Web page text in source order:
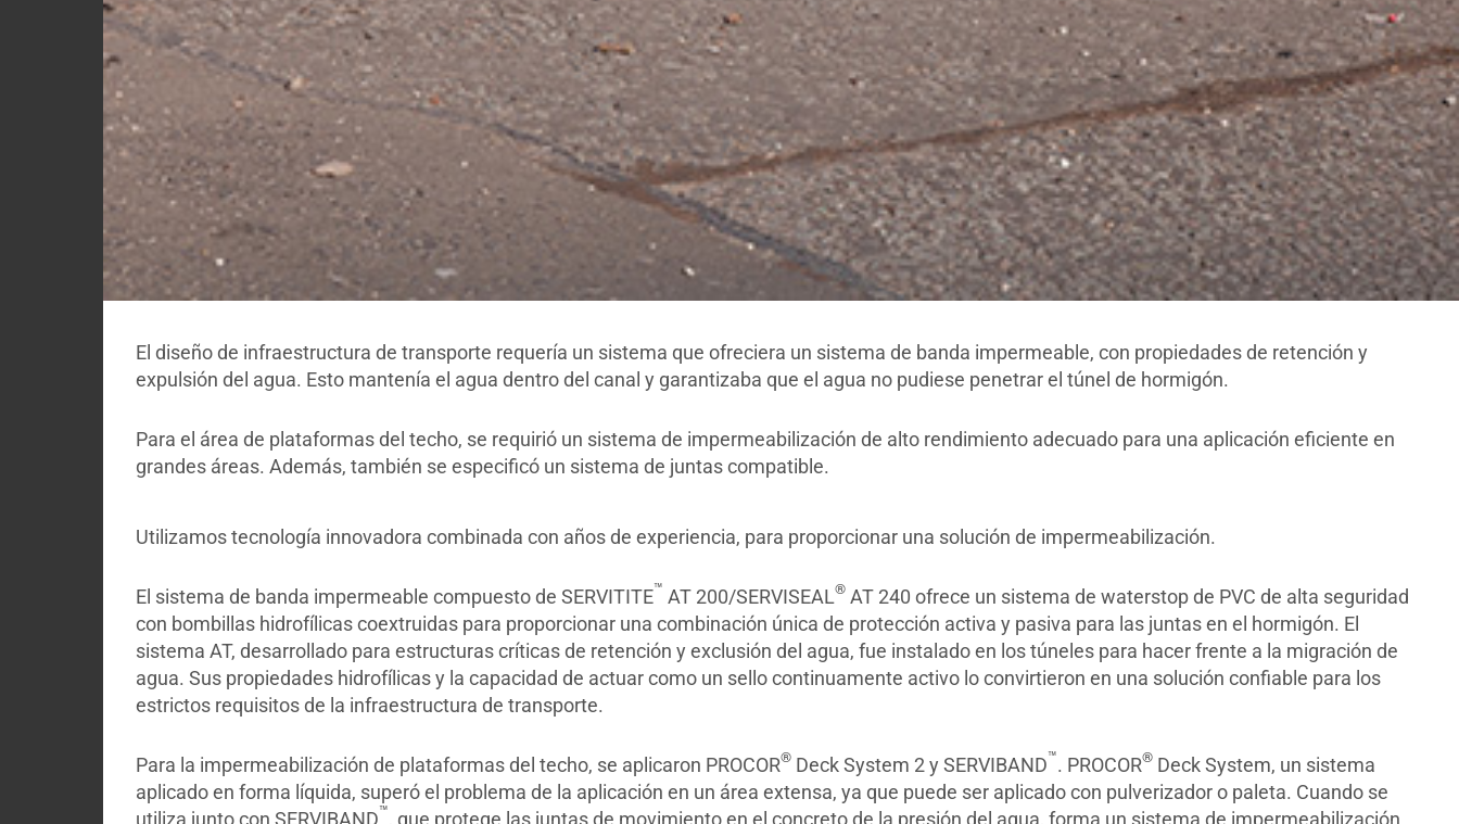
El diseño de infraestructura de transporte requería un sistema que ofreciera un sistema de banda impermeable, con propiedades de retención y
expulsión del agua. Esto mantenía el agua dentro del canal y garantizaba que el agua no pudiese penetrar el túnel de hormigón.
Para el área de plataformas del techo, se requirió un sistema de impermeabilización de alto rendimiento adecuado para una aplicación eficiente en
grandes áreas. Además, también se especificó un sistema de juntas compatible.
Utilizamos tecnología innovadora combinada con años de experiencia, para proporcionar una solución de impermeabilización.
El sistema de banda impermeable compuesto de SERVITITE™ AT 200/SERVISEAL® AT 240 ofrece un sistema de waterstop de PVC de alta seguridad
con bombillas hidrofílicas coextruidas para proporcionar una combinación única de protección activa y pasiva para las juntas en el hormigón. El
sistema AT, desarrollado para estructuras críticas de retención y exclusión del agua, fue instalado en los túneles para hacer frente a la migración de
agua. Sus propiedades hidrofílicas y la capacidad de actuar como un sello continuamente activo lo convirtieron en una solución confiable para los
estrictos requisitos de la infraestructura de transporte.
Para la impermeabilización de plataformas del techo, se aplicaron PROCOR® Deck System 2 y SERVIBAND™. PROCOR® Deck System, un sistema
aplicado en forma líquida, superó el problema de la aplicación en un área extensa, ya que puede ser aplicado con pulverizador o paleta. Cuando se
utiliza junto con SERVIBAND™, que protege las juntas de movimiento en el concreto de la presión del agua, forma un sistema de impermeabilización